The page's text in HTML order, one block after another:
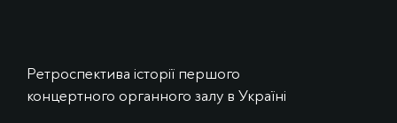
Ретроспектива історії першого
концертного органного залу в Україні